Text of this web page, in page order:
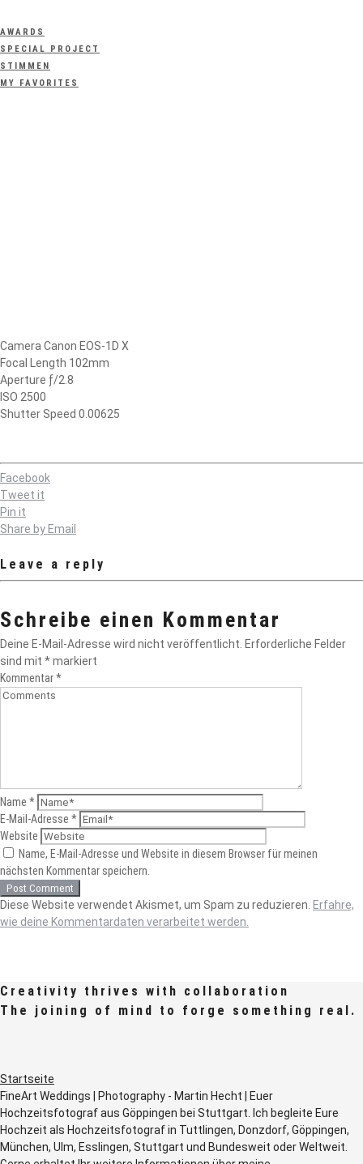
AWARDS
SPECIAL PROJECT
STIMMEN
MY FAVORITES
Camera Canon EOS-1D X
Focal Length 102mm
Aperture ƒ/2.8
ISO 2500
Shutter Speed 0.00625
Facebook
Tweet it
Pin it
Share by Email
Leave a reply
Schreibe einen Kommentar
Deine E-Mail-Adresse wird nicht veröffentlicht. Erforderliche Felder
sind mit *markiert
Kommentar*
Name *
E-Mail-Adresse *
Website
Name, E-Mail-Adresse und Website in diesem Browser für meinen
nächsten Kommentar speichern.
Diese Website verwendet Akismet, um Spam zu reduzieren. Erfahre,
wie deine Kommentardaten verarbeitet werden.
Creativity thrives with collaboration
The joining of mind to forge something real.
Startseite
FineArt Weddings | Photography - Martin Hecht | Euer
Hochzeitsfotograf aus Göppingen bei Stuttgart. Ich begleite Eure
Hochzeit als Hochzeitsfotograf in Tuttlingen, Donzdorf, Göppingen,
München, Ulm, Esslingen, Stuttgart und Bundesweit oder Weltweit.